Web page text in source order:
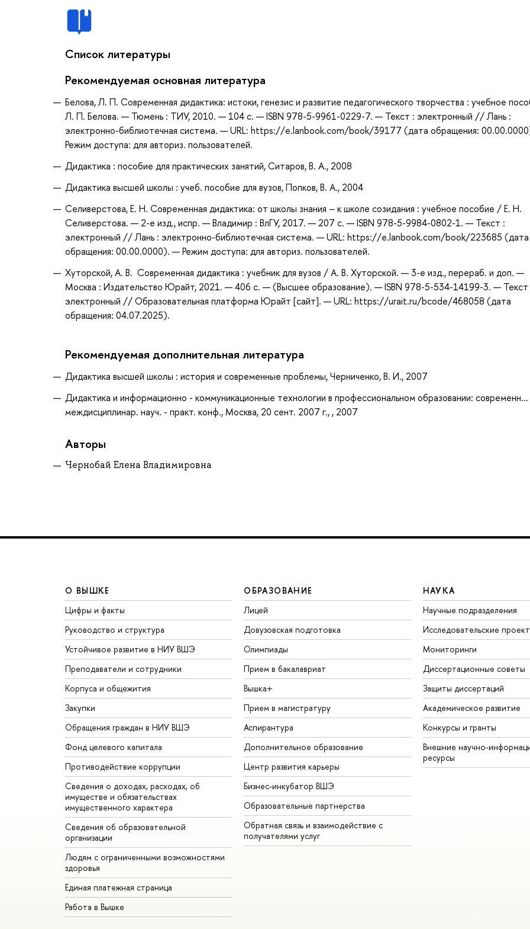
Список литературы
Рекомендуемая основная литература
Белова, Л. П. Современная дидактика: истоки, генезис и развитие педагогического творчества : учебное
Л. П. Белова. — Тюмень : ТИУ, 2010. — 104 с. — ISBN 978-5-9961-0229-7. — Текст : электронный // Лань :
электронно-библиотечная система. — URL: https://e.lanbook.com/book/39177 (дата обращения:
Режим доступа: для авториз. пользователей.
Дидактика : пособие для практических занятий, Ситаров, В. А., 2008
Дидактика высшей школы : учеб. пособие для вузов, Попков, В. А., 2004
Селиверстова, Е. Н. Современная дидактика: от школы знания – к школе созидания : учебное пособие / Е. Н.
Селиверстова. — 2-е изд., испр. — Владимир : ВлГУ, 2017. — 207 с. — ISBN 978-5-9984-0802-1. — Текст :
электронный // Лань : электронно-библиотечная система. — URL: https://e.lanbook.com/book/223685 (дата
обращения: 00.00.0000). — Режим доступа: для авториз. пользователей.
Хуторской, А. В. Современная дидактика : учебник для вузов / А. В. Хуторской. — 3-е изд., перераб. и доп. —
Москва : Издательство Юрайт, 2021. — 406 с. — (Высшее образование). — ISBN 978-5-534-14199-3. — Текст
электронный // Образовательная платформа Юрайт [сайт]. — URL: https://urait.ru/bcode/468058 (дата
обращения: 04.07.2025).
Рекомендуемая дополнительная литература
Дидактика высшей школы : история и современные проблемы, Черниченко, В. И., 2007
Дидактика и информационно - коммуникационные технологии в профессиональном образовании: современн...
междисциплинар. науч. - практ. конф., Москва, 20 сент. 2007 г., , 2007
Авторы
Чернобай Елена Владимировна
О ВЫШКЕ
Цифры и факты
Руководство и структура
Устойчивое развитие в НИУ ВШЭ
Преподаватели и сотрудники
Корпуса и общежития
Закупки
Обращения граждан в НИУ ВШЭ
Фонд целевого капитала
Противодействие коррупции
Сведения о доходах, расходах, об
имуществе и обязательствах
имущественного характера
Сведения об образовательной
организации
Людям с ограниченными возможностями
здоровья
Единая платежная страница
Работа в Вышке
ОБРАЗОВАНИЕ
Лицей
Довузовская подготовка
Олимпиады
Прием в бакалавриат
Вышка+
Прием в магистратуру
Аспирантура
Дополнительное образование
Центр развития карьеры
Бизнес-инкубатор ВШЭ
Образовательные партнерства
Обратная связь и взаимодействие с
получателями услуг
НАУКА
Научные подразделения
Исследовательские
Мониторинги
Диссертационные советы
Защиты диссертаций
Академическое развитие
Конкурсы и гранты
Внешние научно-
ресурсы